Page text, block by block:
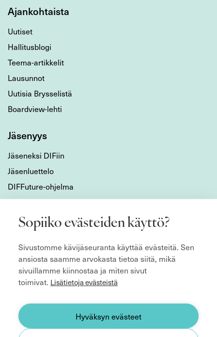
Sopiiko evästeiden käyttö?
Sivustomme kävijäseuranta käyttää evästeitä. Sen
ansiosta saamme arvokasta tietoa siitä, mikä
sivuillamme kiinnostaa ja miten sivut
toimivat. Lisätietoja evästeistä
Hyväksyn evästeet
Ajankohtaista
Uutiset
Hallitusblogi
Teema-artikkelit
Lausunnot
Uutisia Brysselistä
Boardview-lehti
Jäsenyys
Jäseneksi DIFiin
Jäsenluettelo
DIFFuture-ohjelma
Tietoa meistä
Mikä DIF on?
Organisaatio
Hyvän hallitustyön kulmakivet
Säännöt
Etsitkö hallitusjäsentä?